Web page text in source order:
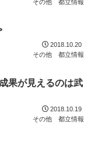
その他 都立情報
2018.10.20
その他 都立情報
果が見えるのは武
2018.10.19
その他 都立情報